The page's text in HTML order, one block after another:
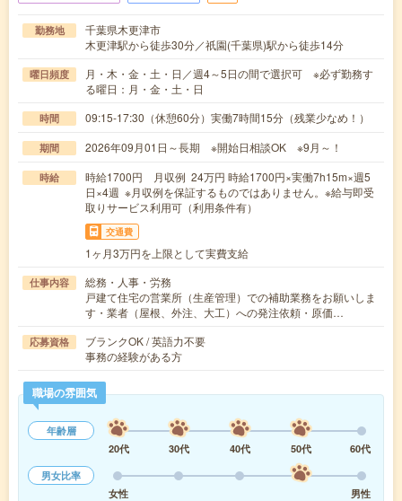
勤務地
千葉県木更津市
木更津駅から徒歩30分／祇園(千葉県)駅から徒歩14分
曜日頻度
月・木・金・土・日／週4～5日の間で選択可 ※必ず勤務す
る曜日：月・金・土・日
時間 09:15-17:30（休憩60分）実働7時間15分（残業少なめ！）
期間 2026年09月01日～長期 ※開始日相談OK ※9月～！
時給
時給1700円 月収例 24万円 時給1700円×実働7h15m×週5
日×4週 ※月収例を保証するものではありません。※給与即受
取りサービス利用可（利用条件有）
交通費
1ヶ月3万円を上限として実費支給
仕事内容
総務・人事・労務
戸建て住宅の営業所（生産管理）での補助業務をお願いしま
す・業者（屋根、外注、大工）への発注依頼・原価…
応募資格
ブランクOK / 英語力不要
事務の経験がある方
職場の雰囲気
年齢層
20代
30代 40代 50代
60代
男女比率
女性
男性